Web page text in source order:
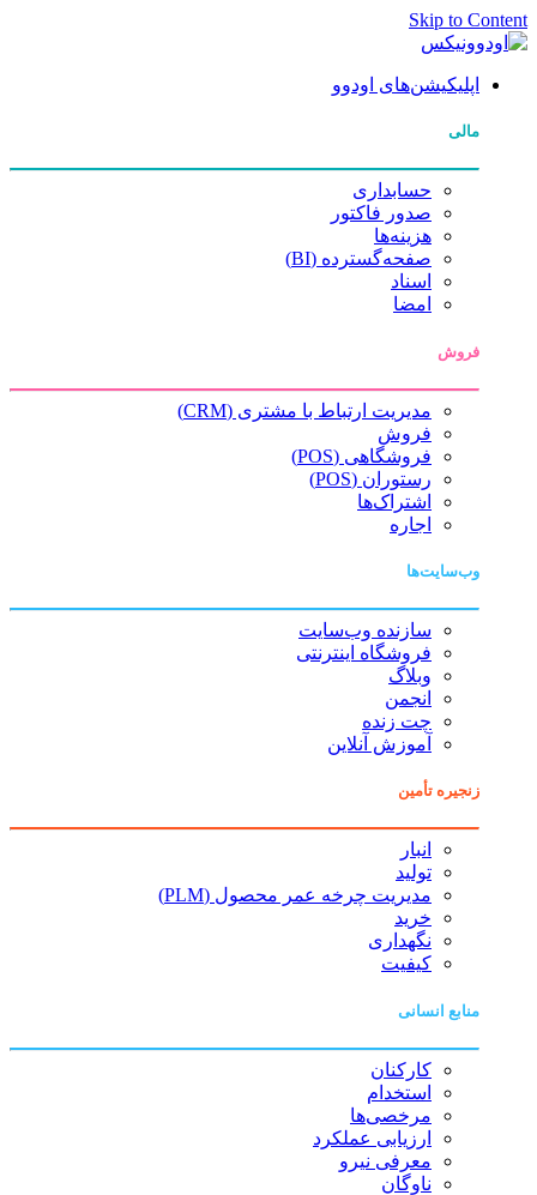
Skip to Content
اپلیکیشن‌های اودوو
مالی
حسابداری
صدور فاکتور
هزینه‌ها
صفحه‌گسترده (BI)
اسناد
امضا
فروش
مدیریت ارتباط با مشتری (CRM)
فروش
فروشگاهی (POS)
رستوران (POS)
اشتراک‌ها
اجاره
وب‌سایت‌ها
سازنده وب‌سایت
فروشگاه اینترنتی
وبلاگ
انجمن
چت زنده
آموزش آنلاین
زنجیره تأمین
انبار
تولید
مدیریت چرخه عمر محصول (PLM)
خرید
نگهداری
کیفیت
منابع انسانی
کارکنان
استخدام
مرخصی‌ها
ارزیابی عملکرد
معرفی نیرو
ناوگان